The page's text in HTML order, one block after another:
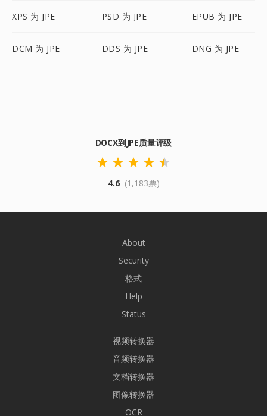
XPS 为 JPE PSD 为 JPE EPUB 为 JPE
DCM 为 JPE DDS 为 JPE DNG 为 JPE
DOCX到JPE质量评级
4.6 (1,183票)
About
Security
格式
Help
Status
视频转换器
音频转换器
文档转换器
图像转换器
OCR